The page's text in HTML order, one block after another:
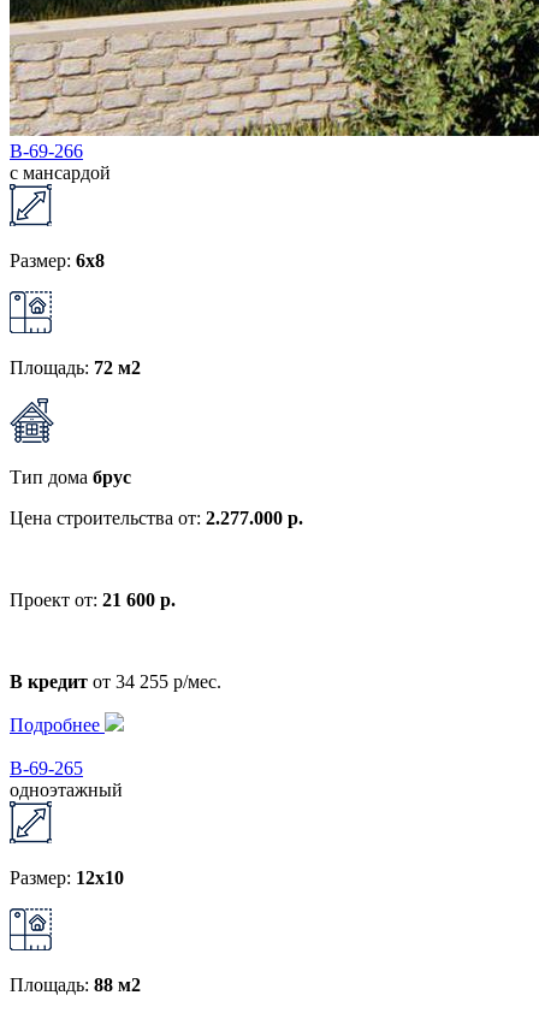
В-69-266
с мансардой
Размер: 6x8
Площадь: 72 м2
Тип дома брус
Цена строительства от: 2.277.000 р.
Проект от: 21 600 р.
В кредит от 34 255 р/мес.
Подробнее
В-69-265
одноэтажный
Размер: 12x10
Площадь: 88 м2